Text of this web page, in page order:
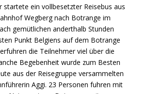
startete ein vollbesetzter Reisebus aus
Wegberg nach Botrange im
gemütlichen anderthalb Stunden
Punkt Belgiens auf dem Botrange
die Teilnehmer viel über die
Begebenheit wurde zum Besten
aus der Reisegruppe versammelten
Aggi. 23 Personen fuhren mit